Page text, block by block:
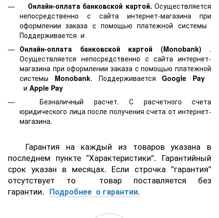
Онлайн-оплата банковской картой. Осуществляется
непосредственно с сайта интернет-магазина при
оформлении заказа с помощью платежной системы
Поддерживается и
Онлайн-оплата банковской картой
(Monobank) .
Осуществляется непосредственно с сайта интернет-
магазина при оформлении заказа с помощью платежной
системы Monobank. ПоддерживаетсяGoogle Pay
и Apple Pay
Безналичный расчет. С расчетного счета
юридического лица после получения счета от интернет-
магазина.
Гарантия на каждый из товаров указана в
последнем пункте "Характеристики". Гарантийный
срок указан в месяцах. Если строчка "гарантия"
отсутствует то товар поставляется без
гарантии. Подробнее о гарантии.